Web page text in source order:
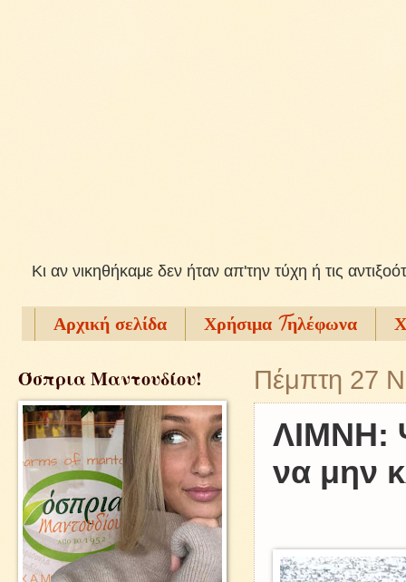
Kι αν νικηθήκαμε δεν ήταν απ'την τύχη ή τις
Αρχική σελίδα Χρήσιμα Tηλέφωνα
Πέμπτη 27
ΛΙΜΝΗ:
να μην
Όσπρια Μαντουδίου!